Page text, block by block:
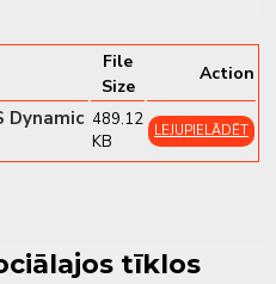
stabila un efektīva
līdz -25 °C,
bloka skaņas līmenis
File
Size
Action
Dynamic 489.12
KB
LEJUPIELĀDĒT
tīklos